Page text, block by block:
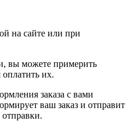
на сайте или при
вы можете примерить
их.
заказа с вами
ваш заказ и отправит
отправки.